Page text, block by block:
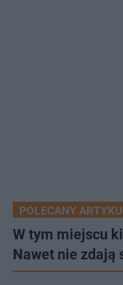
POLECANY
W tym miejscu
Nawet nie zdają